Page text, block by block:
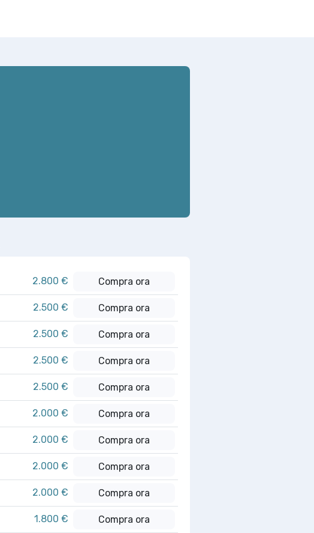
2.800 € Compra ora
2.500 € Compra ora
2.500 € Compra ora
2.500 € Compra ora
2.500 € Compra ora
2.000 € Compra ora
2.000 € Compra ora
2.000 € Compra ora
2.000 € Compra ora
1.800 € Compra ora